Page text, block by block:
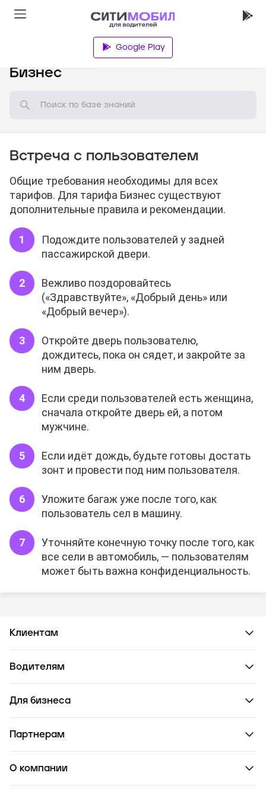
Google Play
Бизнес
Встреча с пользователем
Общие требования необходимы для всех
тарифов. Для тарифа Бизнес существуют
дополнительные правила и рекомендации.
Подождите пользователей у задней
пассажирской двери.
Вежливо поздоровайтесь
(«Здравствуйте», «Добрый день» или
«Добрый вечер»).
Откройте дверь пользователю,
дождитесь, пока он сядет, и закройте за
ним дверь.
Если среди пользователей есть женщина,
сначала откройте дверь ей, а потом
мужчине.
Если идёт дождь, будьте готовы достать
зонт и провести под ним пользователя.
Уложите багаж уже после того, как
пользователь сел в машину.
Уточняйте конечную точку после того, как
все сели в автомобиль, — пользователям
может быть важна конфиденциальность.
Клиентам
Водителям
Для бизнеса
Партнерам
О компании